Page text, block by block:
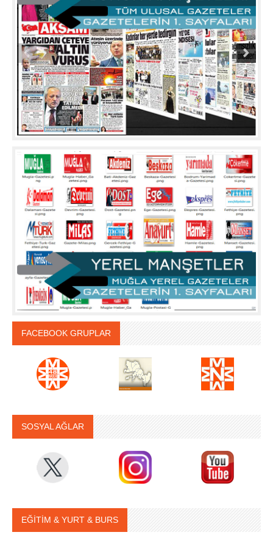
FACEBOOK GRUPLAR
SOSYAL AĞLAR
EĞİTİM & YURT & BURS